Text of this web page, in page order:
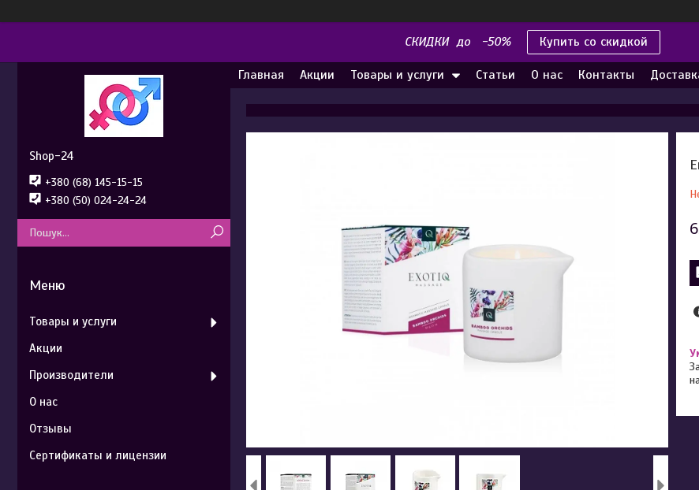
СКИДКИ до -50% Купить со скидкой
Главная Акции Товары и услуги Статьи О нас Контакты
Shop-24
+380 (68) 145-15-15
+380 (50) 024-24-24
Товары и услуги
Акции
Производители
О нас
Отзывы
Сертификаты и лицензии